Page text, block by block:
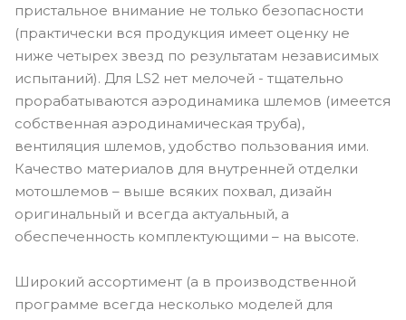
пристальное внимание не только безопасности
(практически вся продукция имеет оценку не
ниже четырех звезд по результатам независимых
испытаний). Для LS2 нет мелочей - тщательно
прорабатываются аэродинамика шлемов (имеется
собственная аэродинамическая труба),
вентиляция шлемов, удобство пользования ими.
Качество материалов для внутренней отделки
мотошлемов – выше всяких похвал, дизайн
оригинальный и всегда актуальный, а
обеспеченность комплектующими – на высоте.
Широкий ассортимент (а в производственной
программе всегда несколько моделей для